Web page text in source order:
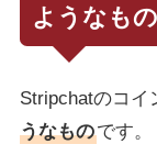
ようなもの
Stripchatのコイ
うなものです。